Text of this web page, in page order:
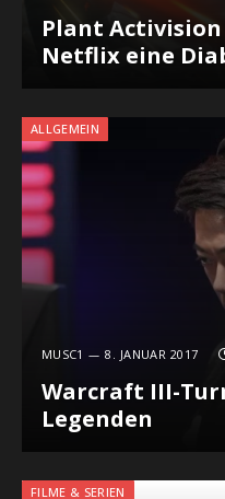
Plant
Netflix eine
ALLGEMEIN
MUSC1 8. JANUAR 2017
Warcraft III-
Legenden
FILME & SERIEN